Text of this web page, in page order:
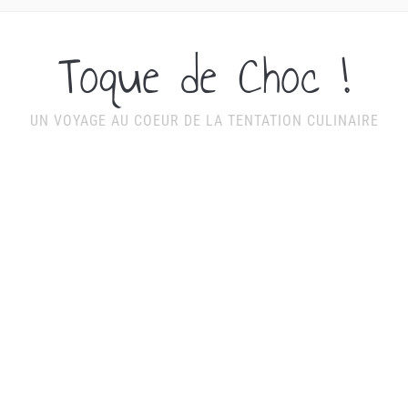
Toque de Choc !
UN VOYAGE AU COEUR DE LA TENTATION CULINAIRE